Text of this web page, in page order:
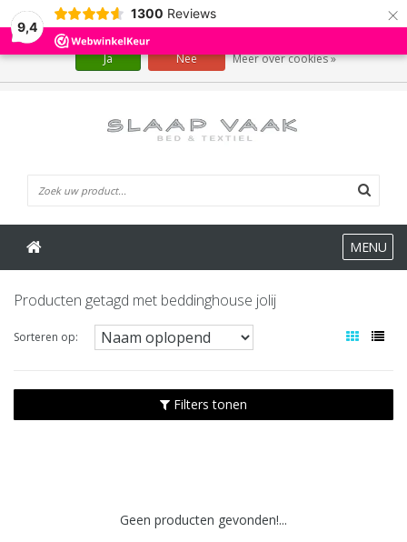
9,4
1300 Reviews ×
MENU
Producten getagd met beddinghouse jolij
Sorteren op:
Filters tonen
Geen producten gevonden!...
Wij slaan cookies op om onze website te verbeteren. Is dat akkoord?
Ja Nee Meer over cookies »